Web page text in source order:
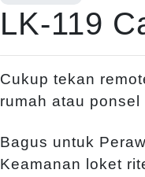
LK-119
Cukup tekan
rumah atau
Bagus untuk
Keamanan loket